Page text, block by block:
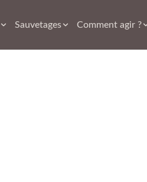
Sauvetages Comment agir ?